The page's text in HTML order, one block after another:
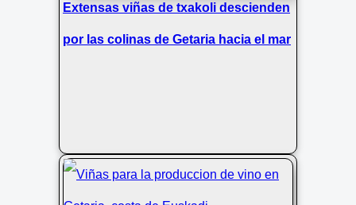
Extensas viñas de txakoli descienden
por las colinas de Getaria hacia el mar